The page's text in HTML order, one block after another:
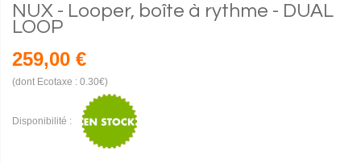
NUX - Looper, boîte à rythme - DUAL
LOOP
259,00 €
(dont Ecotaxe : 0.30€)
Disponibilité :